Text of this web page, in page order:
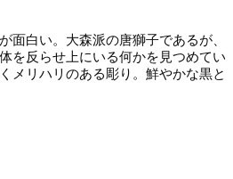
白い。大森派の唐獅子であるが、
を反らせ上にいる何かを見つめてい
メリハリのある彫り。鮮やかな黒と